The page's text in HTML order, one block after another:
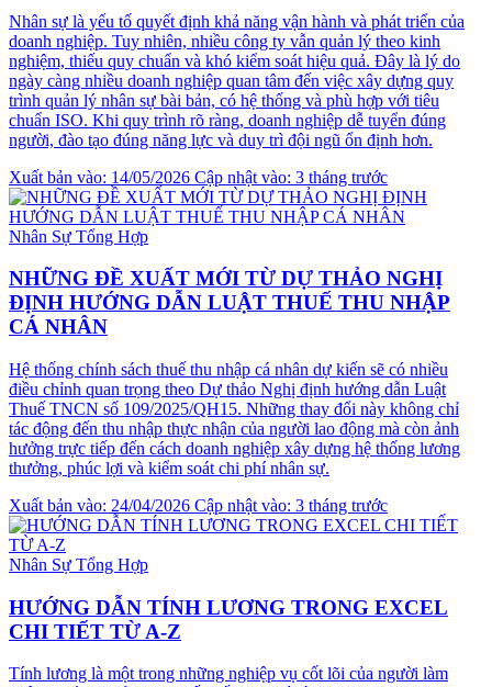
Nhân sự là yếu tố quyết định khả năng vận hành và phát triển của
doanh nghiệp. Tuy nhiên, nhiều công ty vẫn quản lý theo kinh
nghiệm, thiếu quy chuẩn và khó kiểm soát hiệu quả. Đây là lý do
ngày càng nhiều doanh nghiệp quan tâm đến việc xây dựng quy
trình quản lý nhân sự bài bản, có hệ thống và phù hợp với tiêu
chuẩn ISO. Khi quy trình rõ ràng, doanh nghiệp dễ tuyển đúng
người, đào tạo đúng năng lực và duy trì đội ngũ ổn định hơn.
Xuất bản vào: 14/05/2026 Cập nhật vào: 3 tháng trước
Nhân Sự Tổng Hợp
NHỮNG ĐỀ XUẤT MỚI TỪ DỰ THẢO NGHỊ
ĐỊNH HƯỚNG DẪN LUẬT THUẾ THU NHẬP
CÁ NHÂN
Hệ thống chính sách thuế thu nhập cá nhân dự kiến sẽ có nhiều
điều chỉnh quan trọng theo Dự thảo Nghị định hướng dẫn Luật
Thuế TNCN số 109/2025/QH15. Những thay đổi này không chỉ
tác động đến thu nhập thực nhận của người lao động mà còn ảnh
hưởng trực tiếp đến cách doanh nghiệp xây dựng hệ thống lương
thưởng, phúc lợi và kiểm soát chi phí nhân sự.
Xuất bản vào: 24/04/2026 Cập nhật vào: 3 tháng trước
Nhân Sự Tổng Hợp
HƯỚNG DẪN TÍNH LƯƠNG TRONG EXCEL
CHI TIẾT TỪ A-Z
Tính lương là một trong những nghiệp vụ cốt lõi của người làm